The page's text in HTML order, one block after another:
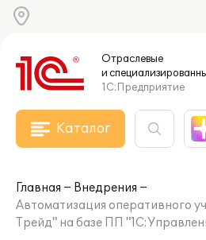
Отраслевые
и
1С:Предприятие
Каталог
Главная
Внедрения
Автоматизация оперативного
Трейд" на базе ПП